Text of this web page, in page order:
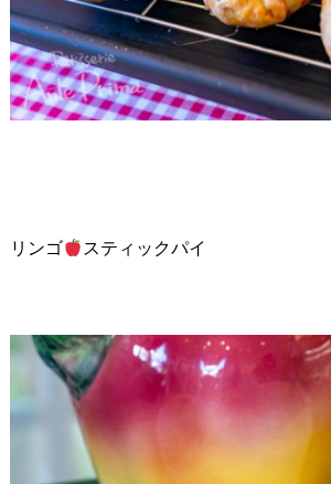
リンゴ スティックパイ